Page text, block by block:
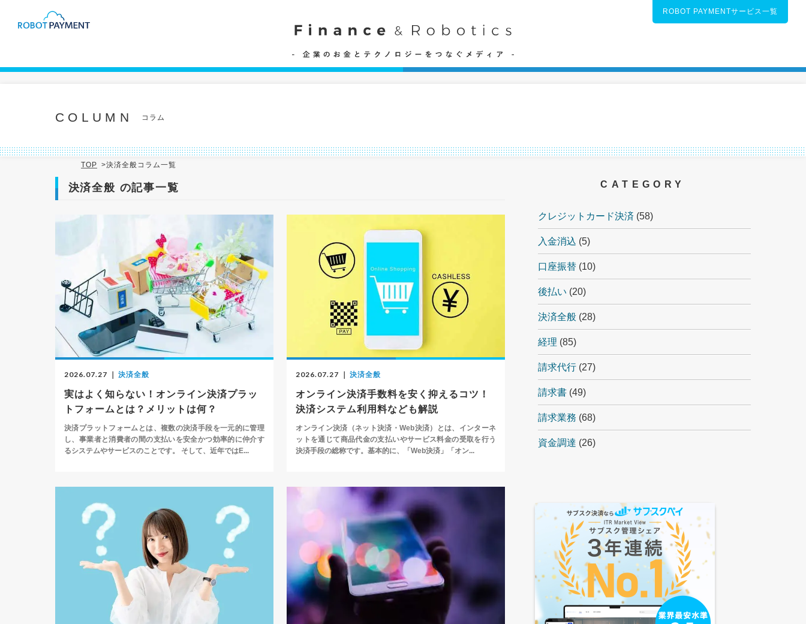
ROBOT PAYMENTサービス一覧
COLUMN
TOP >決済全般コラム一覧
決済全般 の記事一覧
2026.07.27 決済全般
実はよく知らない！オンライン決済プラッ
トフォームとは？メリットは何？
決済プラットフォームとは、複数の決済手段を一元的に管理
し、事業者と消費者の間の支払いを安全かつ効率的に仲介す
るシステムやサービスのことです。 そして、近年ではE...
2026.07.27 ｜決済全般
オンライン決済手数料を安く抑えるコツ！
決済システム利用料なども解説
オンライン決済（ネット決済・Web決済）とは、インターネ
ットを通じて商品代金の支払いやサービス料金の受取を行う
決済手段の総称です。基本的に、「Web決済」「オン...
CATEGORY
クレジットカード決済 (58)
入金消込 (5)
口座振替 (10)
後払い (20)
決済全般 (28)
経理 (85)
請求代行 (27)
請求書 (49)
請求業務 (68)
資金調達 (26)